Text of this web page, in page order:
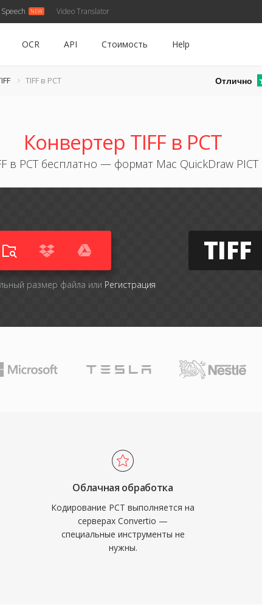
Video Translator
OCR API Стоимость Help
TIFF в PCT Отлично
Конвертер TIFF в PCT
в PCT бесплатно — формат Mac QuickDraw PICT
размер файла или Регистрация
TIFF
Облачная обработка
Кодирование PCT выполняется на
серверах Convertio —
специальные инструменты не
нужны.